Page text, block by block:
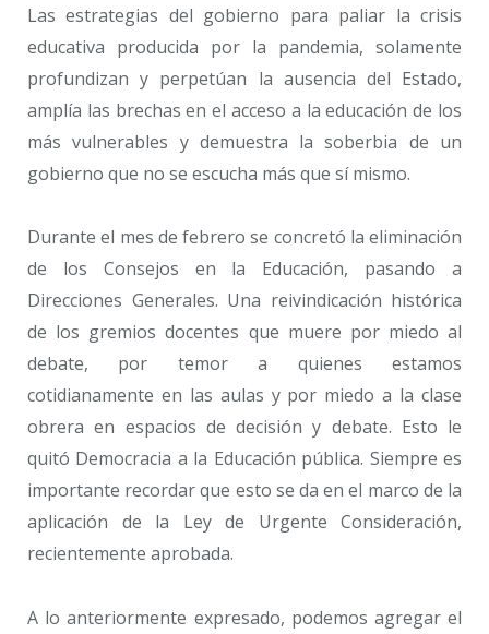
Las estrategias del gobierno para paliar la crisis
educativa producida por la pandemia, solamente
profundizan y perpetúan la ausencia del Estado,
amplía las brechas en el acceso a la educación de los
más vulnerables y demuestra la soberbia de un
gobierno que no se escucha más que sí mismo.
Durante el mes de febrero se concretó la eliminación
de los Consejos en la Educación, pasando a
Direcciones Generales. Una reivindicación histórica
de los gremios docentes que muere por miedo al
debate, por temor a quienes estamos
cotidianamente en las aulas y por miedo a la clase
obrera en espacios de decisión y debate. Esto le
quitó Democracia a la Educación pública. Siempre es
importante recordar que esto se da en el marco de la
aplicación de la Ley de Urgente Consideración,
recientemente aprobada.
A lo anteriormente expresado, podemos agregar el